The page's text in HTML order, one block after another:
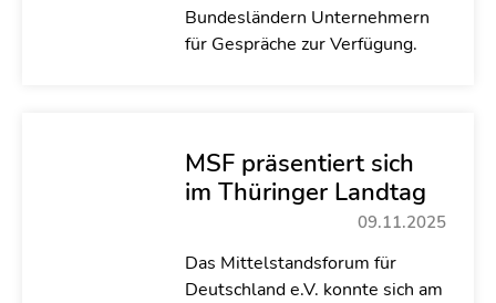
Bundesländern Unternehmern
für Gespräche zur Verfügung.
MSF präsentiert sich
im Thüringer Landtag
09.11.2025
Das Mittelstandsforum für
Deutschland e.V. konnte sich am